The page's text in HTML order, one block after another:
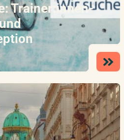
Trainer:innen-